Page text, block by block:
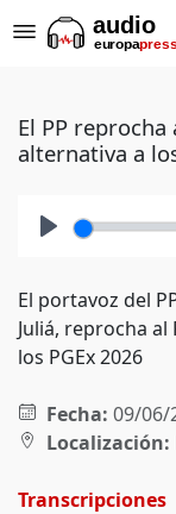
El PP reprocha
alternativa a
El portavoz del
Juliá, reprocha
los PGEx 2026
Fecha: 09/06/
Localización:
Transcripciones